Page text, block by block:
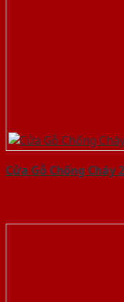
Cửa Gỗ Chống Cháy